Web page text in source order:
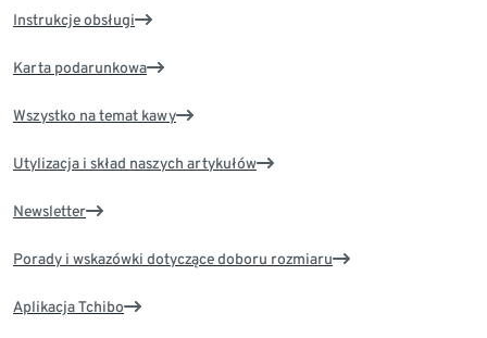
Instrukcje obsługi
Karta podarunkowa
Wszystko na temat kawy
Utylizacja i skład naszych artykułów
Newsletter
Porady i wskazówki dotyczące doboru rozmiaru
Aplikacja Tchibo